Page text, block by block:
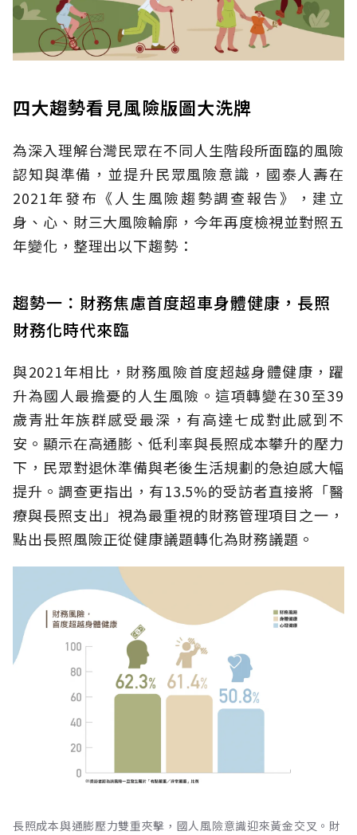
四大趨勢看見風險版圖大洗牌
為深入理解台灣民眾在不同人生階段所面臨的風險
認知與準備，並提升民眾風險意識，國泰人壽在
2021年發布《人生風險趨勢調查報告》，建立
身、心、財三大風險輪廓，今年再度檢視並對照五
年變化，整理出以下趨勢：
趨勢一：財務焦慮首度超車身體健康，長照
財務化時代來臨
與2021年相比，財務風險首度超越身體健康，躍
升為國人最擔憂的人生風險。這項轉變在30至39
歲青壯年族群感受最深，有高達七成對此感到不
安。顯示在高通膨、低利率與長照成本攀升的壓力
下，民眾對退休準備與老後生活規劃的急迫感大幅
提升。調查更指出，有13.5%的受訪者直接將「醫
療與長照支出」視為最重視的財務管理項目之一，
點出長照風險正從健康議題轉化為財務議題。
長照成本與通膨壓力雙重夾擊，國人風險意識迎來黃金交叉。財